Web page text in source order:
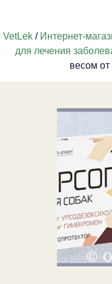
VetLek/ Интернет-
для лечения
весом от